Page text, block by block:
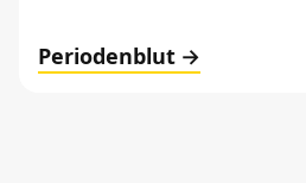
Periodenblut